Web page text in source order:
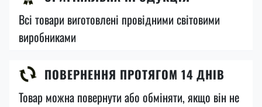
Всі товари виготовлені провідними світовими
виробниками
ПОВЕРНЕННЯ ПРОТЯГОМ 14 ДНІВ
Товар можна повернути або обміняти, якщо він не